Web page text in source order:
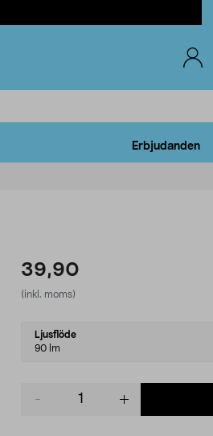
Erbjudanden
39,90
(inkl. moms)
Select
variant
Ljusflöde
90 lm